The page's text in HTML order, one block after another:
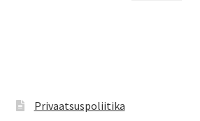
Privaatsuspoliitika